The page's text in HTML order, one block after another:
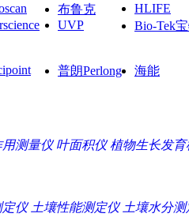
布鲁克
HLIFE
UVP Bio-Tek
普朗Perlong 海能
用测量仪 叶面积仪 植物生长发育
定仪 土壤性能测定仪 土壤水分